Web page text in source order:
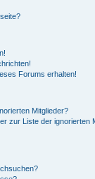
Forums erhalten!
Mitglieder?
zur Liste der ignorierten